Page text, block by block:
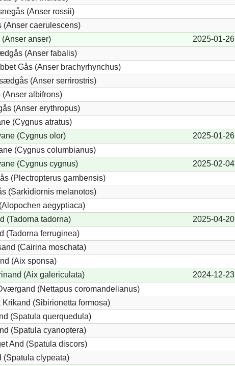
(Anser rossii)
(Anser caerulescens)
(Anser anser) 2025-01-26
(Anser fabalis)
Gås (Anser brachyrhynchus)
(Anser serrirostris)
(Anser albifrons)
(Anser erythropus)
(Cygnus atratus)
(Cygnus olor) 2025-01-26
(Cygnus columbianus)
(Cygnus cygnus) 2025-02-04
(Plectropterus gambensis)
(Sarkidiornis melanotos)
aegyptiaca)
(Tadorna tadorna) 2025-04-20
(Tadorna ferruginea)
(Cairina moschata)
(Aix sponsa)
(Aix galericulata) 2024-12-23
(Nettapus coromandelianus)
Krikand (Sibirionetta formosa)
(Spatula querquedula)
(Spatula cyanoptera)
And (Spatula discors)
(Spatula clypeata)